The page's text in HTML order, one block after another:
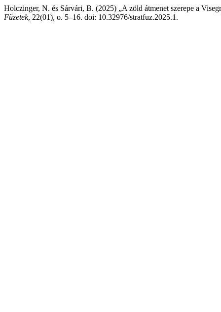
Holczinger, N. és Sárvári, B. (2025) „A zöld átmenet szerepe a
Füzetek, 22(01), o. 5–16. doi: 10.32976/stratfuz.2025.1.